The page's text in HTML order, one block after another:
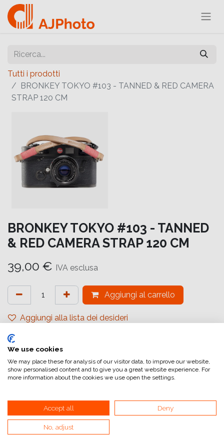
Tutti i prodotti
BRONKEY TOKYO #103 - TANNED & RED CAMERA
STRAP 120 CM
BRONKEY TOKYO #103 - TANNED
& RED CAMERA STRAP 120 CM
39,00 € IVA esclusa
Aggiungi al carrello
Aggiungi alla lista dei desideri
attualmente non a magazzino
Accessori per fotocamere:Tracolla
Riferimento interno:TOK103L120
We use cookies
We may place these for analysis of our visitor data, to improve our website,
show personalised content and to give you a great website experience. For
more information about the cookies we use open the settings.
Accept all Deny
No, adjust